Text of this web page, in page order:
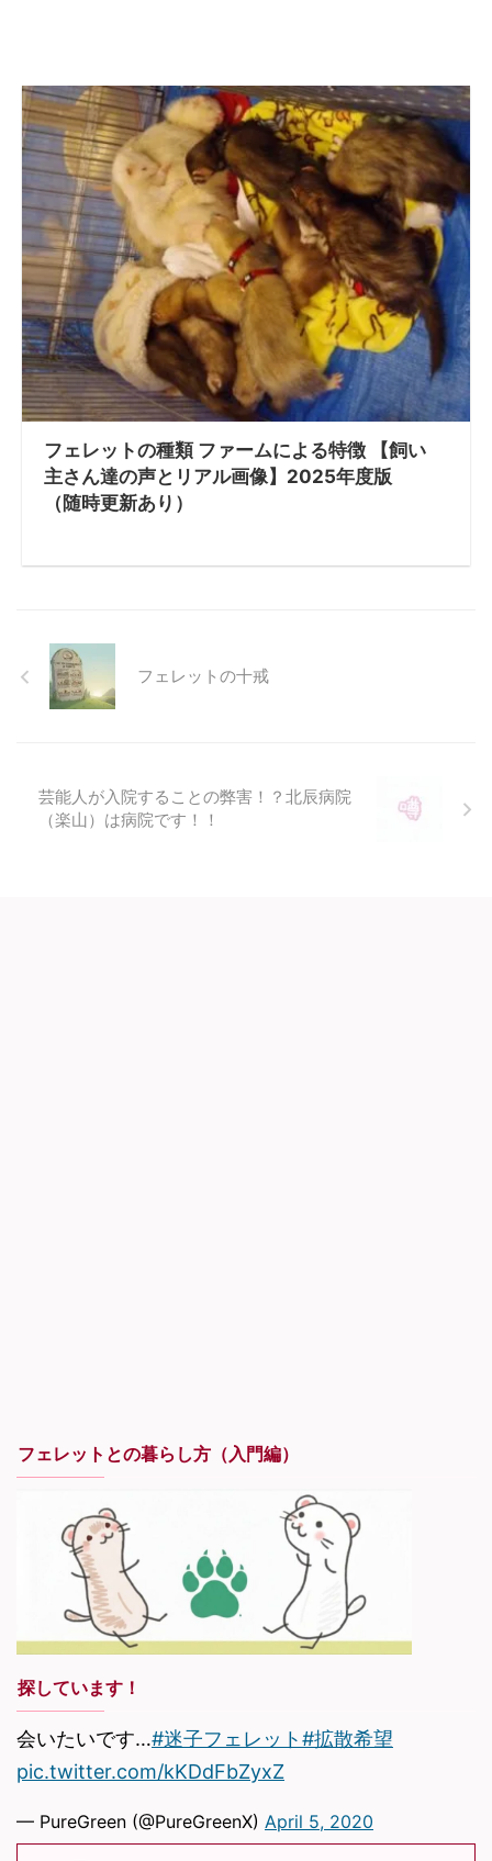
フェレットの種類 ファームによる特徴 【飼い
主さん達の声とリアル画像】2025年度版
（随時更新あり）
フェレットの十戒
芸能人が入院することの弊害！？北辰病院
（楽山）は病院です！！
フェレットとの暮らし方（入門編）
探しています！
会いたいです…#迷子フェレット#拡散希望
pic.twitter.com/kKDdFbZyxZ
— PureGreen (@PureGreenX) April 5, 2020